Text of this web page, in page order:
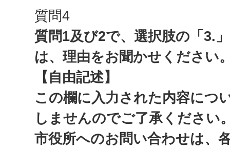
質問4
質問1及び2で、選択肢の「3.
は、理由をお聞かせください
【自由記述】
この欄に入力された内容につ
しませんのでご了承ください
市役所へのお問い合わせは、